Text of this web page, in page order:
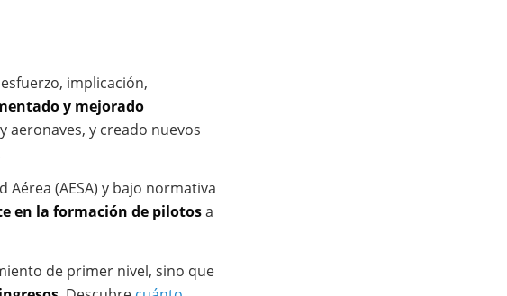
implicación,
y mejorado
aeronaves, y creado nuevos
Aérea (AESA) y bajo normativa
en la formación de pilotosa
de primer nivel, sino que